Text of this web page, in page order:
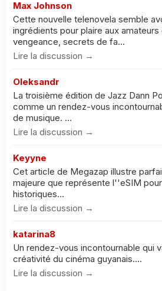
Max Johnson
Cette nouvelle telenovela semble
ingrédients pour plaire aux amateurs
vengeance, secrets de fa...
Lire la discussion →
Oleksandr
La troisième édition de Jazz Dann
comme un rendez-vous
de musique. ...
Lire la discussion →
Keyyne
Cet article de Megazap illustre
majeure que représente l''eSIM
historiques...
Lire la discussion →
katarina8
Un rendez-vous incontournable qui
créativité du cinéma guyanais....
Lire la discussion →